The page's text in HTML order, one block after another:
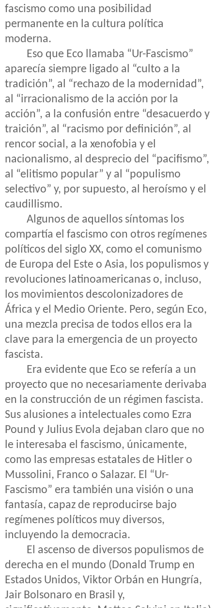
fascismo como una posibilidad
permanente en la cultura política
moderna.
Eso que Eco llamaba “Ur-Fascismo”
aparecía siempre ligado al “culto a la
tradición”, al “rechazo de la modernidad”,
al “irracionalismo de la acción por la
acción”, a la confusión entre “desacuerdo y
traición”, al “racismo por definición”, al
rencor social, a la xenofobia y el
nacionalismo, al desprecio del “pacifismo”,
al “elitismo popular” y al “populismo
selectivo” y, por supuesto, al heroísmo y el
caudillismo.
Algunos de aquellos síntomas los
compartía el fascismo con otros regímenes
políticos del siglo XX, como el comunismo
de Europa del Este o Asia, los populismos y
revoluciones latinoamericanas o, incluso,
los movimientos descolonizadores de
África y el Medio Oriente. Pero, según Eco,
una mezcla precisa de todos ellos era la
clave para la emergencia de un proyecto
fascista.
Era evidente que Eco se refería a un
proyecto que no necesariamente derivaba
en la construcción de un régimen fascista.
Sus alusiones a intelectuales como Ezra
Pound y Julius Evola dejaban claro que no
le interesaba el fascismo, únicamente,
como las empresas estatales de Hitler o
Mussolini, Franco o Salazar. El “Ur-
Fascismo” era también una visión o una
fantasía, capaz de reproducirse bajo
regímenes políticos muy diversos,
incluyendo la democracia.
El ascenso de diversos populismos de
derecha en el mundo (Donald Trump en
Estados Unidos, Viktor Orbán en Hungría,
Jair Bolsonaro en Brasil y,